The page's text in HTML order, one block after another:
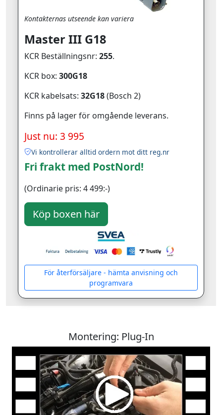
Kontakternas utseende kan variera
Master III G18
KCR Beställningsnr: 255.
KCR box: 300G18
KCR kabelsats: 32G18(Bosch 2)
Finns på lager för omgående leverans.
Just nu: 3 995
Vi kontrollerar alltid ordern mot ditt reg.nr
Fri frakt med PostNord!
(Ordinarie pris: 4 499:-)
För återförsäljare - hämta anvisning och
programvara
Montering: Plug-In